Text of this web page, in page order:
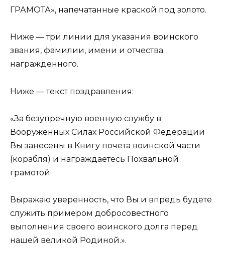
ГРАМОТА», напечатанные краской под золото.
Ниже — три линии для указания воинского
звания, фамилии, имени и отчества
награжденного.
Ниже — текст поздравления:
«За безупречную военную службу в
Вооруженных Силах Российской Федерации
Вы занесены в Книгу почета воинской части
(корабля) и награждаетесь Похвальной
грамотой.
Выражаю уверенность, что Вы и впредь будете
служить примером добросовестного
выполнения своего воинского долга перед
нашей великой Родиной.».